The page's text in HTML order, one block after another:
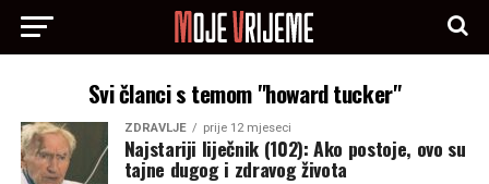
Svi članci s temom "howard tucker"
ZDRAVLJE prije 12 mjeseci
Najstariji liječnik (102): Ako postoje, ovo su
tajne dugog i zdravog života